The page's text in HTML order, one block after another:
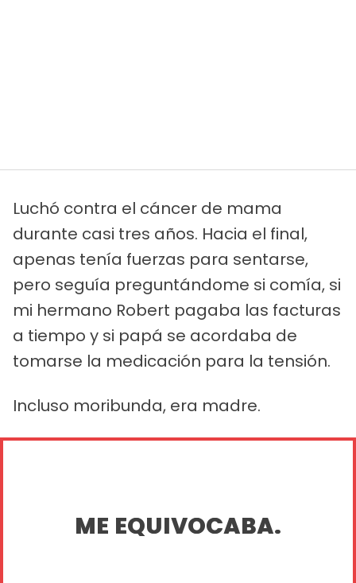
Luchó contra el cáncer de mama
durante casi tres años. Hacia el final,
apenas tenía fuerzas para sentarse,
pero seguía preguntándome si comía, si
mi hermano Robert pagaba las facturas
a tiempo y si papá se acordaba de
tomarse la medicación para la tensión.
Incluso moribunda, era madre.
ME EQUIVOCABA.